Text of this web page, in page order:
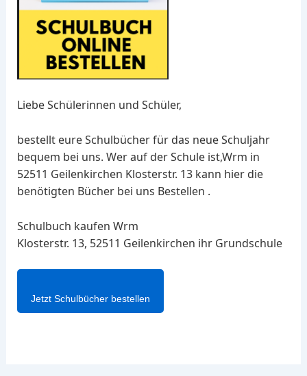
Liebe Schülerinnen und Schüler,
bestellt eure Schulbücher für das neue Schuljahr
bequem bei uns. Wer auf der Schule ist,Wrm in
52511 Geilenkirchen Klosterstr. 13 kann hier die
benötigten Bücher bei uns Bestellen .
Schulbuch kaufen Wrm
Klosterstr. 13, 52511 Geilenkirchen ihr Grundschule
Jetzt Schulbücher bestellen